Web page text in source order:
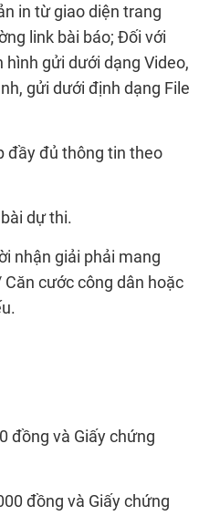
in từ giao diện trang
link bài báo; Đối với
gửi dưới dạng Video,
gửi dưới định dạng File
đầy đủ thông tin theo
dự thi.
nhận giải phải mang
cước công dân hoặc
đồng và Giấy chứng
đồng và Giấy chứng